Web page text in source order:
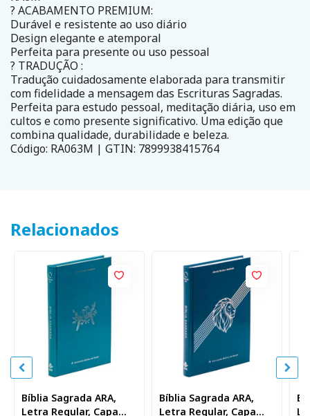
? ACABAMENTO PREMIUM:
Durável e resistente ao uso diário
Design elegante e atemporal
Perfeita para presente ou uso pessoal
? TRADUÇÃO :
Tradução cuidadosamente elaborada para transmitir
com fidelidade a mensagem das Escrituras Sagradas.
Perfeita para estudo pessoal, meditação diária, uso em
cultos e como presente significativo. Uma edição que
combina qualidade, durabilidade e beleza.
Código: RA063M | GTIN: 7899938415764
Relacionados
Bíblia Sagrada ARA,
Letra Regular, Capa
Bíblia Sagrada ARA,
Letra Regular, Capa